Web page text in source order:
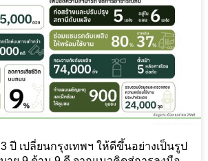
ปี เปลี่ยนกรุงเทพฯ ให้ดีขึ้นอย่างเป็นรูป